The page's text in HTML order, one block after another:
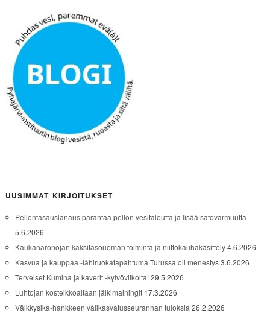
UUSIMMAT KIRJOITUKSET
Pellontasauslanaus parantaa pellon vesitaloutta ja lisää satovarmuutta
5.6.2026
Kaukanaronojan kaksitasouoman toiminta ja niittokauhakäsittely4.6.2026
Kasvua ja kauppaa -lähiruokatapahtuma Turussa oli menestys3.6.2026
Terveiset Kumina ja kaverit -kylvöviikolta!29.5.2026
Luhtojan kosteikkoaltaan jälkimainingit 17.3.2026
Välkkysika-hankkeen välikasvatusseurannan tuloksia 26.2.2026